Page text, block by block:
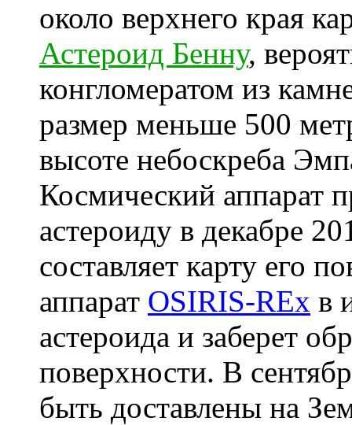
около верхнего края
Астероид Бенну,
конгломератом из
размер меньше 500
высоте небоскреба
Космический аппарат
астероиду в декабре
составляет карту его
аппарат OSIRIS-REx в
астероида и заберет
поверхности. В
быть доставлены на